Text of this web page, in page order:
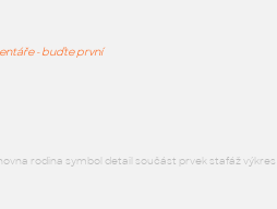
- buďte první
rodina symbol detail součást prvek stafáž